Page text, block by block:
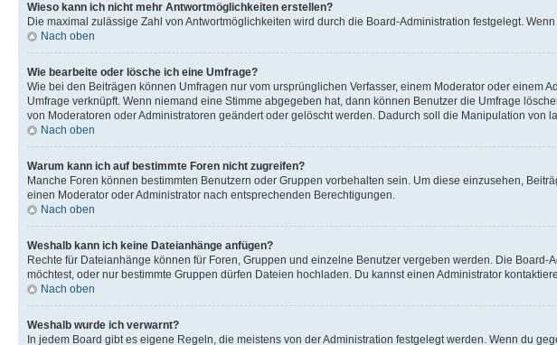
Wieso kann ich nicht mehr Antwortmöglichkeiten erstellen?
Die maximal zulässige Zahl von Antwortmöglichkeiten wird durch die Board-Administration festgelegt.
Nach oben
Wie bearbeite oder lösche ich eine Umfrage?
Wie bei den Beiträgen können Umfragen nur vom ursprünglichen Verfasser, einem Moderator oder einem
Umfrage verknüpft. Wenn niemand eine Stimme abgegeben hat, dann können Benutzer die Umfrage
von Moderatoren oder Administratoren geändert oder gelöscht werden. Dadurch soll die Manipulation von
Nach oben
Warum kann ich auf bestimmte Foren nicht zugreifen?
Manche Foren können bestimmten Benutzern oder Gruppen vorbehalten sein. Um diese einzusehen,
einen Moderator oder Administrator nach entsprechenden Berechtigungen.
Nach oben
Weshalb kann ich keine Dateianhänge anfügen?
Rechte für Dateianhänge können für Foren, Gruppen und einzelne Benutzer vergeben werden. Die
möchtest, oder nur bestimmte Gruppen dürfen Dateien hochladen. Du kannst einen Administrator
Nach oben
Weshalb wurde ich verwarnt?
In jedem Board gibt es eigene Regeln, die meistens von der Administration festgelegt werden. Wenn du